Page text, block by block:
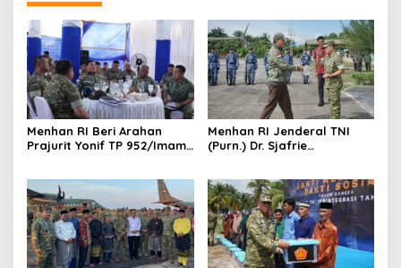
Menhan RI Beri Arahan
Prajurit Yonif TP 952/Imam
Penguatan Satuan
Menhan RI Jenderal TNI
(Purn.) Dr. Sjafrie
Tuanku Tambusai Kawal
Kunjungan ke Dua Yonif
Teritorial Pembangunan